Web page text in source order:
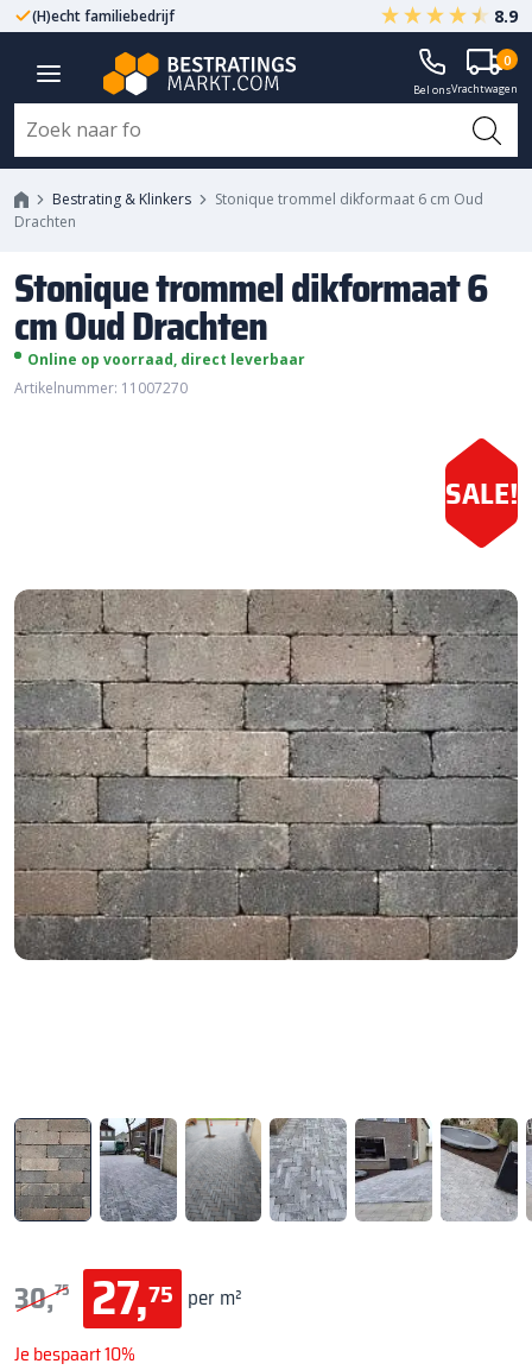
(H)echt familiebedrijf Gegarandeerd A-kwaliteit
8.9
Bel onsVrachtwagen
0
Bestrating & Klinkers
Stonique trommel dikformaat 6 cm Oud
Drachten
Stonique trommel dikformaat 6
cm Oud Drachten
Online op voorraad, direct leverbaar
Artikelnummer: 11007270
SALE!
30,75 27,75 per m²
Je bespaart 10%
Stonique trommel dikformaat 6
cm Oud Drachten